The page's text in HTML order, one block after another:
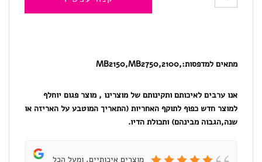
למדפסת
מתאים למדפסות:,2100,MB2150,MB2750
אנו ערבים לאיכותם ותקינותם של מוצרינו , מוצר פגום יוחלף
למוצר חדש כפוף לתוקף האחריות (התאריך המוטבע על האריזה או
שנה,הגבוה מבינהם) ותכולת הדיו.
מוצרים איכותיים, ומעל הכל